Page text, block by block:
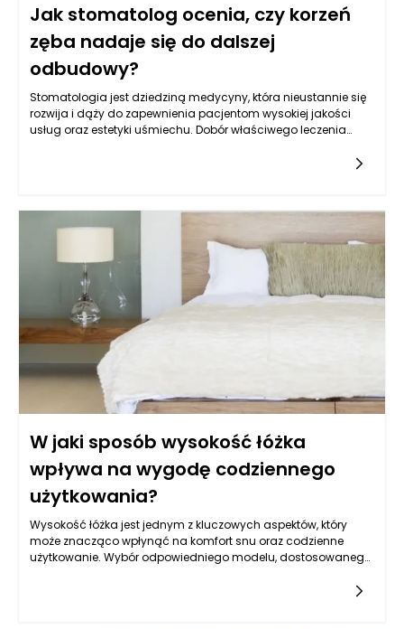
Jak stomatolog ocenia, czy korzeń
zęba nadaje się do dalszej
odbudowy?
Stomatologia jest dziedziną medycyny, która nieustannie się
rozwija i dąży do zapewnienia pacjentom wysokiej jakości
usług oraz estetyki uśmiechu. Dobór właściwego leczenia
korzeni zęba, może wymagać zaawansowanej diagnostyki
dysponuje narzędziami oraz wiedzą, aby dokładnie ocenić,
czy korzeń zęba nadaje się do dalszej odbudowy. Dzięki
nowoczesnym technologiom, takim jak zdjęcia rentgenowskie
czy tomografia komputerowa, można mieć pewność, że
podejmowane decyzje są zawsze oparte na rzetelnych
W jaki sposób wysokość łóżka
wpływa na wygodę codziennego
użytkowania?
Wysokość łóżka jest jednym z kluczowych aspektów, który
może znacząco wpłynąć na komfort snu oraz codzienne
użytkowanie. Wybór odpowiedniego modelu, dostosowanego